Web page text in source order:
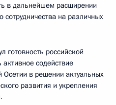
в дальнейшем расширении
сотрудничества на различных
готовность российской
содействие
Осетии в решении актуальных
развития и укрепления